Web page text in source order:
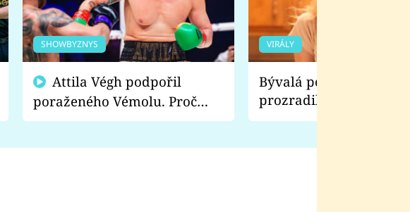
SHOWBYZNYS
poraženého Vémolu. Proč
chce raději zápasit s ním než
VIRÁLY
Bývalá pornoherečka
prozradila, co ji
natáčení Euforie.